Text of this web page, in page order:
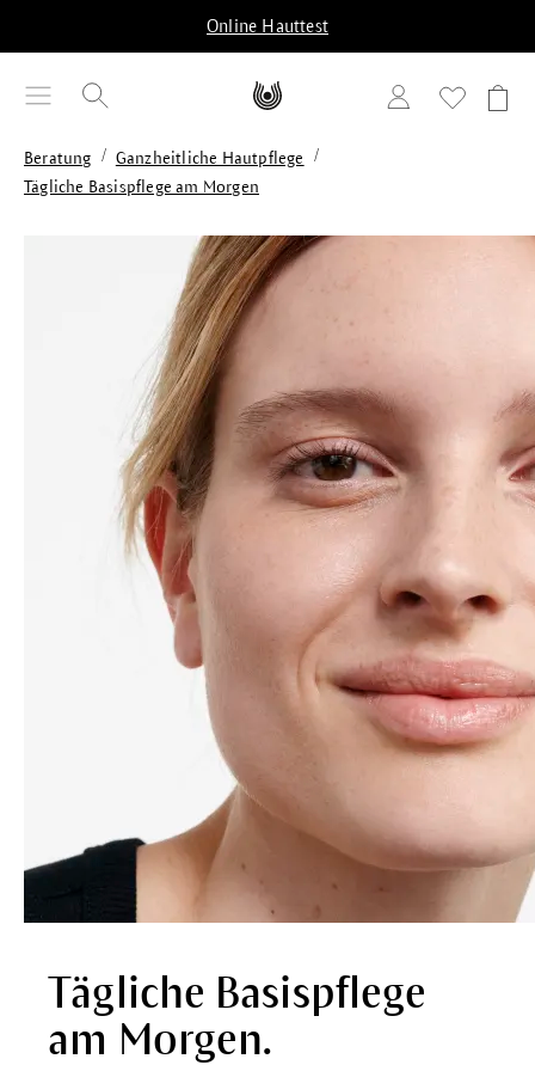
Online Hauttest
Beratung / Ganzheitliche Hautpflege
/
Tägliche Basispflege am Morgen
Tägliche Basispflege
am Morgen.